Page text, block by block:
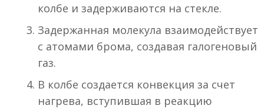
колбе и задерживаются на стекле.
Задержанная молекула взаимодействует
с атомами брома, создавая галогеновый
газ.
В колбе создается конвекция за счет
нагрева, вступившая в реакцию